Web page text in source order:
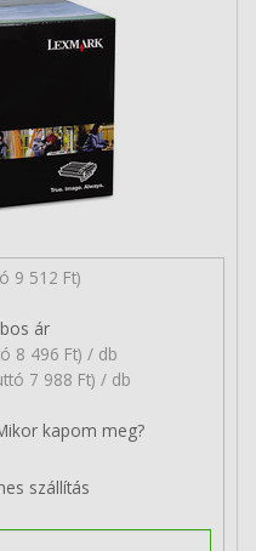
9 512 Ft)
ár
8 496 Ft) / db
7 988 Ft) / db
kapom meg?
szállítás